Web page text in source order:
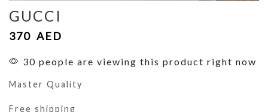
GUCCI
370 AED
30 people are viewing this product right now
Master Quality
Free shipping